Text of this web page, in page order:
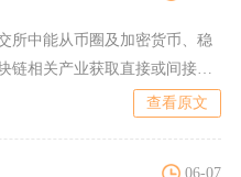
所中能从币圈及加密货币、稳
链相关产业获取直接或间接收
查看原文
06-07